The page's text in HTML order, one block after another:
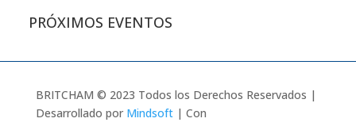
PRÓXIMOS EVENTOS
BRITCHAM © 2023 Todos los Derechos Reservados |
Desarrollado por Mindsoft| Con